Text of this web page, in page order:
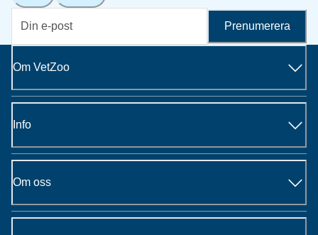
Prenumerera
Om VetZoo
Info
Om oss